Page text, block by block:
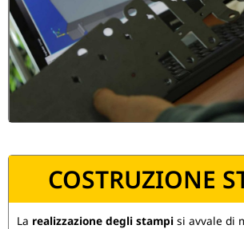
COSTRUZIONE
La realizzazione degli stampi si avvale di